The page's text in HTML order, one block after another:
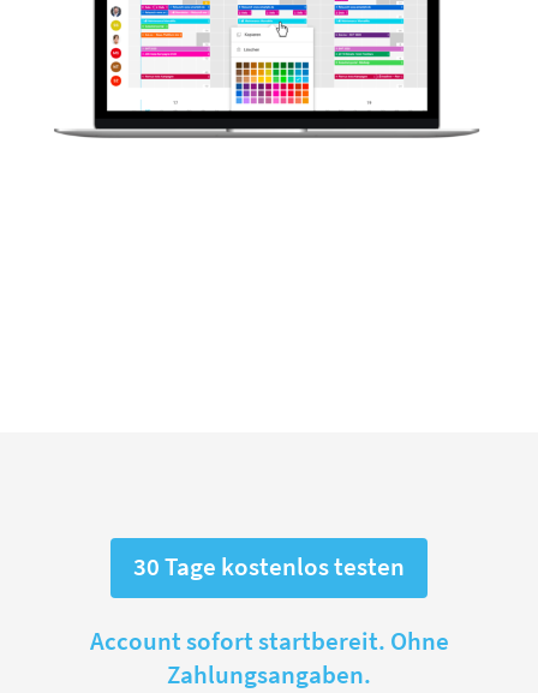
30 Tage kostenlos testen
Account sofort startbereit. Ohne
Zahlungsangaben.